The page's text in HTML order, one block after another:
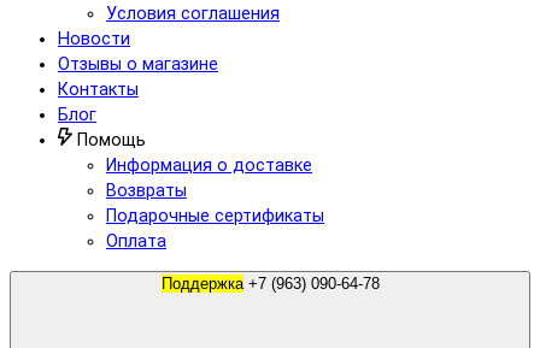
Условия соглашения
Новости
Отзывы о магазине
Контакты
Блог
Помощь
Информация о доставке
Возвраты
Подарочные сертификаты
Оплата
Поддержка +7 (963) 090-64-78